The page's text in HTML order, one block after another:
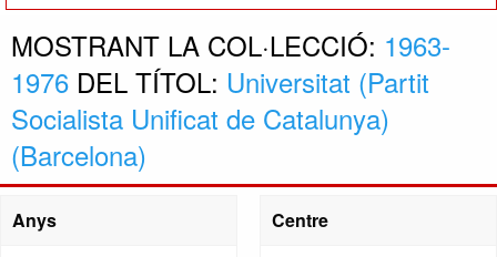
MOSTRANT LA COL·LECCIÓ: 1963-
1976 DEL TÍTOL: Universitat (Partit
Socialista Unificat de Catalunya)
(Barcelona)
Anys
Centre